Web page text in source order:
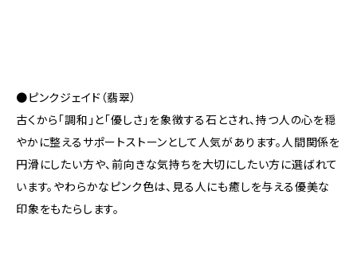
●ピンクジェイド（翡翠）
古くから「調和」と「優しさ」を象徴する石とされ、持つ人の心を穏
やかに整えるサポートストーンとして人気があります。人間関係を
円滑にしたい方や、前向きな気持ちを大切にしたい方に選ばれて
います。やわらかなピンク色は、見る人にも癒しを与える優美な
印象をもたらします。